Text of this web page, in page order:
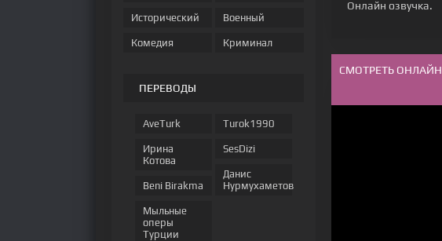
Онлайн озвучка.
СМОТРЕТЬ ОНЛАЙН
Исторический
Комедия
Военный
Криминал
ПЕРЕВОДЫ
AveTurk
Ирина
Котова
Beni Birakma
Мыльные
оперы
Турции
Turok1990
SesDizi
Данис
Нурмухаметов